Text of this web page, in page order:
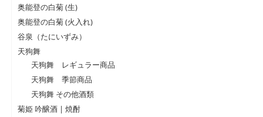
奥能登の白菊 (生)
奥能登の白菊 (火入れ)
谷泉（たにいずみ）
天狗舞
天狗舞 レギュラー商品
天狗舞 季節商品
天狗舞 その他酒類
菊姫 吟醸酒 | 焼酎